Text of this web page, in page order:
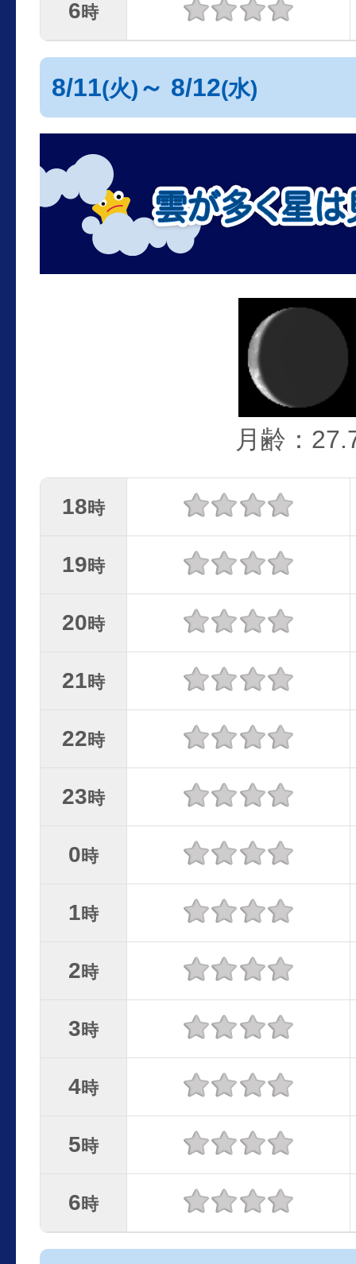
6時
8/11(火) ～ 8/12(水)
月齢：
18時
19時
20時
21時
22時
23時
0時
1時
2時
3時
4時
5時
6時